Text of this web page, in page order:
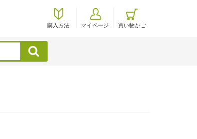
購入方法 マイページ 買い物かご
検索